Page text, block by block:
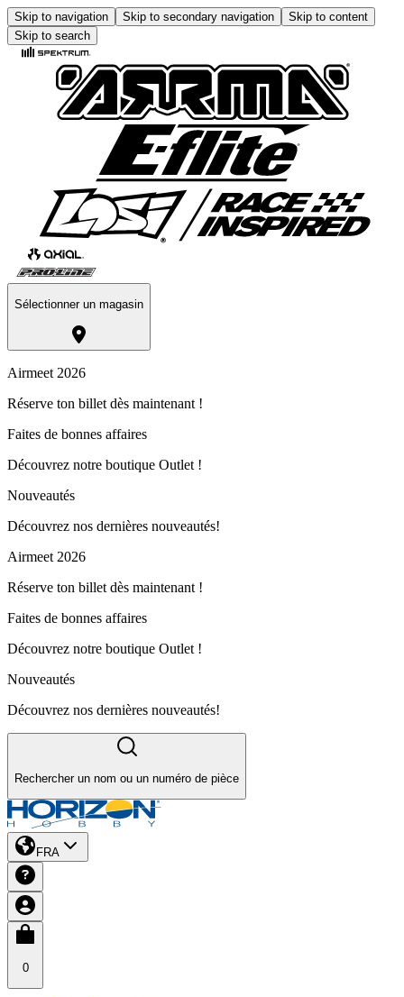
Skip to navigation Skip to secondary navigation
Skip to content
Skip to search
Sélectionner un magasin
Airmeet 2026
Réserve ton billet dès maintenant !
Faites de bonnes affaires
Découvrez notre boutique Outlet !
Nouveautés
Découvrez nos dernières nouveautés!
Airmeet 2026
Réserve ton billet dès maintenant !
Faites de bonnes affaires
Découvrez notre boutique Outlet !
Nouveautés
Découvrez nos dernières nouveautés!
Rechercher un nom ou un numéro de pièce
FRA
0